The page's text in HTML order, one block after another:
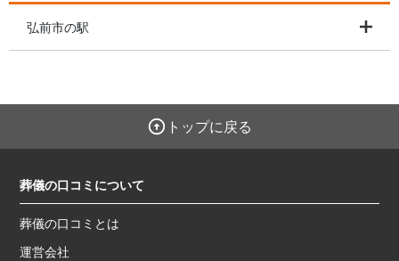
弘前市の駅
トップに戻る
葬儀の口コミについて
葬儀の口コミとは
運営会社